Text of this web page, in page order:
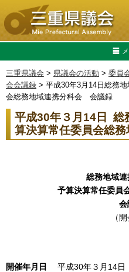
三重県議会 > 県議会の活動 > 委員
会会議録 > 平成30年3月14日総務
会総務地域連携分科会 会議録
平成30年３月14日 総
算決算常任委員会総
総務地域連
予算決算常任委員
会
（
開催年月日
平成30年３月14日